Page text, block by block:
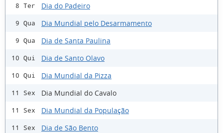
8 Ter Dia do Padeiro
9 Qua Dia Mundial pelo Desarmamento
9 Qua Dia de Santa Paulina
10 Qui Dia de Santo Olavo
10 Qui Dia Mundial da Pizza
11 Sex Dia Mundial do Cavalo
11 Sex Dia Mundial da População
11 Sex Dia de São Bento